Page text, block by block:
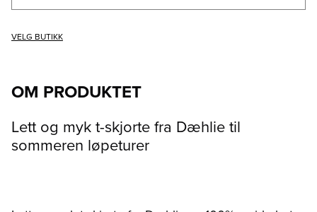
VELG BUTIKK
OM PRODUKTET
Lett og myk t-skjorte fra Dæhlie til
sommeren løpeturer